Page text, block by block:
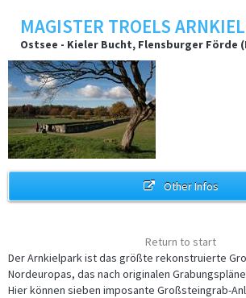
MAGISTER TROELS
Ostsee - Kieler Bucht, Flensburger Förde
Other Infos
Return to start
Der Arnkielpark ist das größte rekonstruierte
Nordeuropas, das nach originalen
Hier können sieben imposante Großsteingrab-